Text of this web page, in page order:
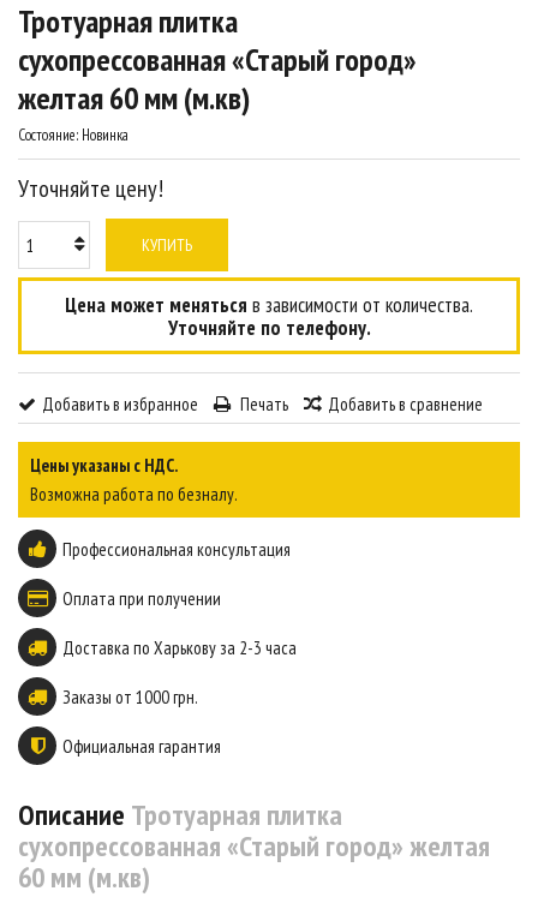
Тротуарная плитка
сухопрессованная «Старый город»
желтая 60 мм (м.кв)
Состояние: Новинка
Уточняйте цену!
КУПИТЬ
Цена может меняться в зависимости от количества.
Уточняйте по телефону.
Добавить в избранное Печать Добавить в сравнение
Цены указаны с НДС.
Возможна работа по безналу.
Профессиональная консультация
Оплата при получении
Доставка по Харькову за 2-3 часа
Заказы от 1000 грн.
Официальная гарантия
Описание Тротуарная плитка
сухопрессованная «Старый город» желтая
60 мм (м.кв)